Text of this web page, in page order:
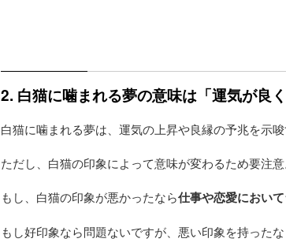
2. 白猫に噛まれる夢の意味は「運気が良
白猫に噛まれる夢は、運気の上昇や良縁の予兆を示唆
ただし、白猫の印象によって意味が変わるため要注意
もし、白猫の印象が悪かったなら仕事や恋愛におい
もし好印象なら問題ないですが、悪い印象を持った